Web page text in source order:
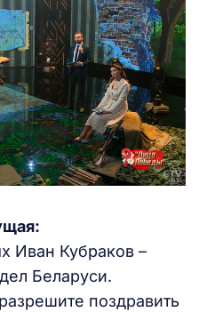
Иван Кубраков –
Беларуси.
поздравить